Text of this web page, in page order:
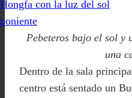
Pebeteros bajo el sol y
una
Dentro de la sala
centro está sentado un